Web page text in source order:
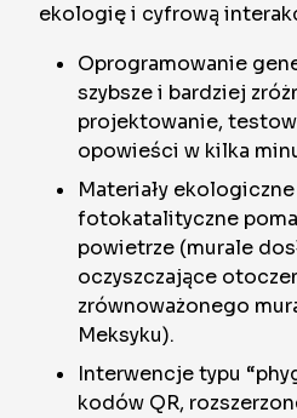
ekologię i cyfrową
Oprogramowanie
szybsze i bardziej
projektowanie,
opowieści w kilka
Materiały
fotokatalityczne
powietrze (murale
oczyszczające
zrównoważonego
Meksyku).
Interwencje typu
kodów QR,